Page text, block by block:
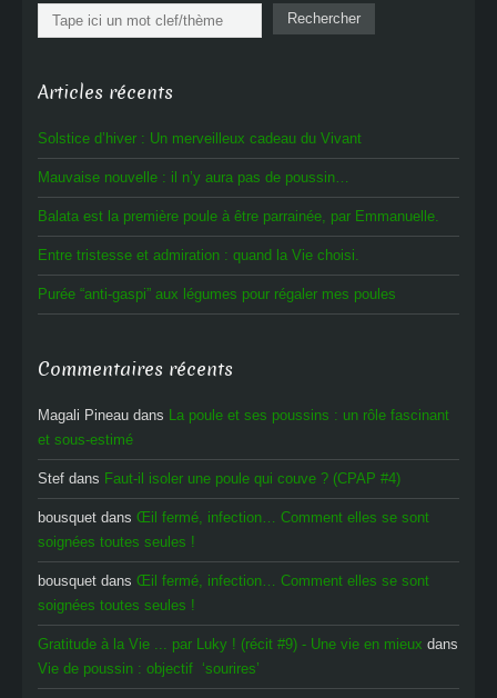
Rechercher Rechercher
Articles récents
Solstice d’hiver : Un merveilleux cadeau du Vivant
Mauvaise nouvelle : il n’y aura pas de poussin…
Balata est la première poule à être parrainée, par Emmanuelle.
Entre tristesse et admiration : quand la Vie choisi.
Purée “anti-gaspi” aux légumes pour régaler mes poules
Commentaires récents
Magali Pineau dans La poule et ses poussins : un rôle fascinant
et sous-estimé
Stef dans Faut-il isoler une poule qui couve ? (CPAP #4)
bousquet dans Œil fermé, infection… Comment elles se sont
soignées toutes seules !
bousquet dans Œil fermé, infection… Comment elles se sont
soignées toutes seules !
Gratitude à la Vie ... par Luky ! (récit #9) - Une vie en mieux dans
Vie de poussin : objectif ‘sourires’